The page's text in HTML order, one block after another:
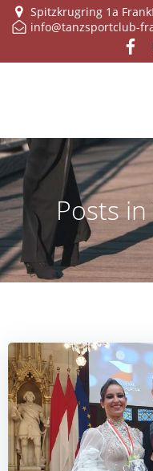
Spitzkrugring 1a
info@tanzsportclub-
Posts